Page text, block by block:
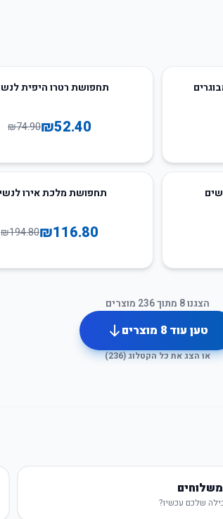
תחפושת רטרו היפית
₪52.40
₪74.90
תחפושת מלכת אירו
₪116.80
₪194.80
הצגנו8 מתוך236 מוצרים
טען עוד8 מוצרים
או הצג את כל הקטלוג (236
)
שלכם עכשיו?